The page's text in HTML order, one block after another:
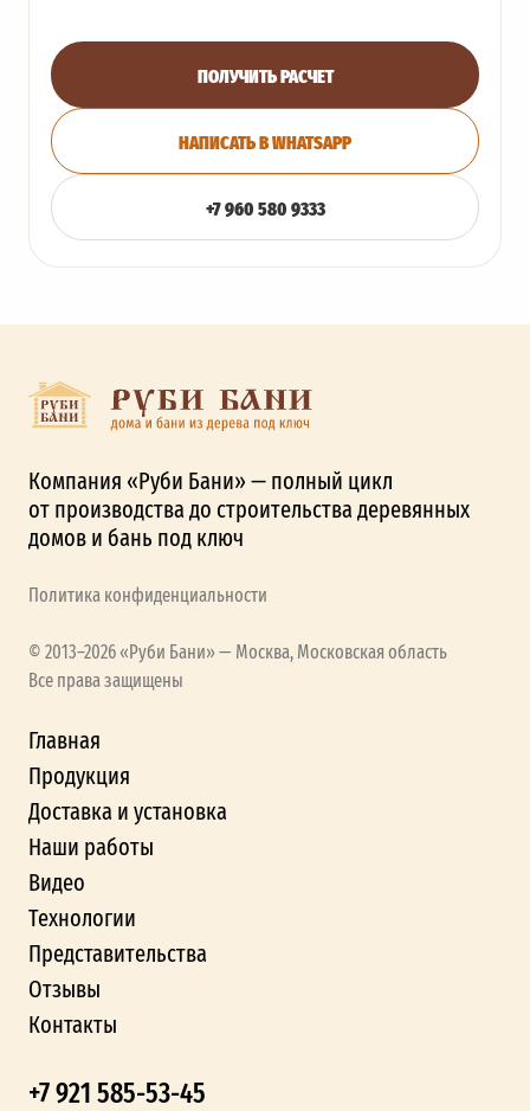
ПОЛУЧИТЬ РАСЧЕТ
НАПИСАТЬ В WHATSAPP
+7 960 580 9333
Компания «Руби Бани» — полный цикл
от производства до строительства деревянных
домов и бань под ключ
Политика конфиденциальности
© 2013–2026 «Руби Бани» — Москва, Московская область
Все права защищены
Главная
Продукция
Доставка и установка
Наши работы
Видео
Технологии
Представительства
Отзывы
Контакты
+7 921 585-53-45